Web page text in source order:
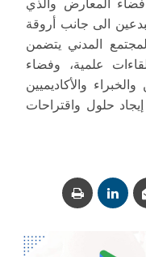
المعارض والذي
الى جانب أروقة
المدني يتضمن
علمية، وفضاء
والأكاديميين
حلول واقتراحات